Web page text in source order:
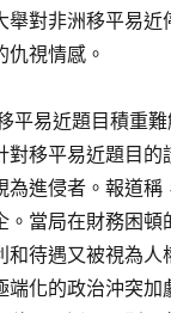
對非洲移平易
視情感。
平易近題目積重
移平易近題目
進侵者。報道
當局在財務困
待遇又被視為
化的政治沖突